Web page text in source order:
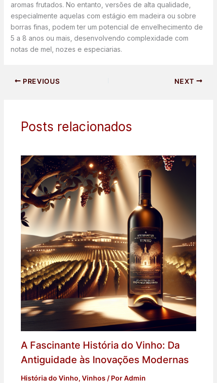
aromas frutados. No entanto, versões de alta qualidade,
especialmente aquelas com estágio em madeira ou sobre
borras finas, podem ter um potencial de envelhecimento de
5 a 8 anos ou mais, desenvolvendo complexidade com
notas de mel, nozes e especiarias.
PREVIOUS NEXT
Posts relacionados
A Fascinante História do Vinho: Da
Antiguidade às Inovações Modernas
História do Vinho, Vinhos / PorAdmin